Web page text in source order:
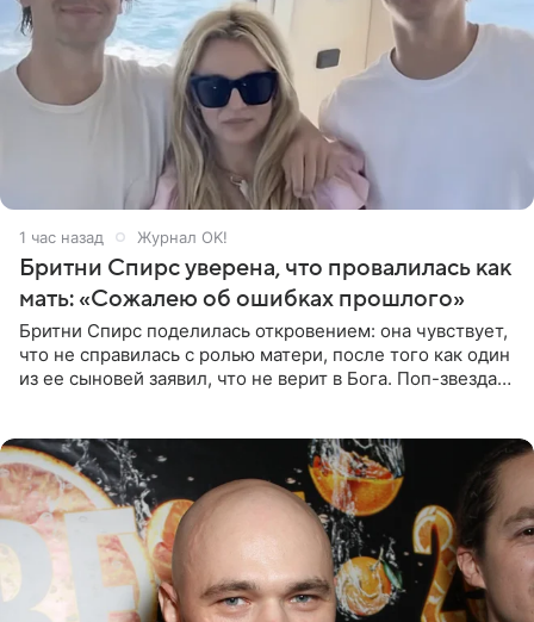
1 час назад Журнал OK!
Бритни Спирс уверена, что провалилась как
мать: «Сожалею об ошибках прошлого»
Бритни Спирс поделилась откровением: она чувствует,
что не справилась с ролью матери, после того как один
из ее сыновей заявил, что не верит в Бога. Поп-звезда